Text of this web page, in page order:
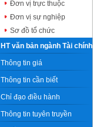
Đơn vị trực thuộc
Đơn vị sự nghiệp
Sơ đồ tổ chức
HT văn bản ngành Tài chính
Thông tin giá
Thông tin cần biết
Chỉ đạo điều hành
Thông tin tuyên truyền